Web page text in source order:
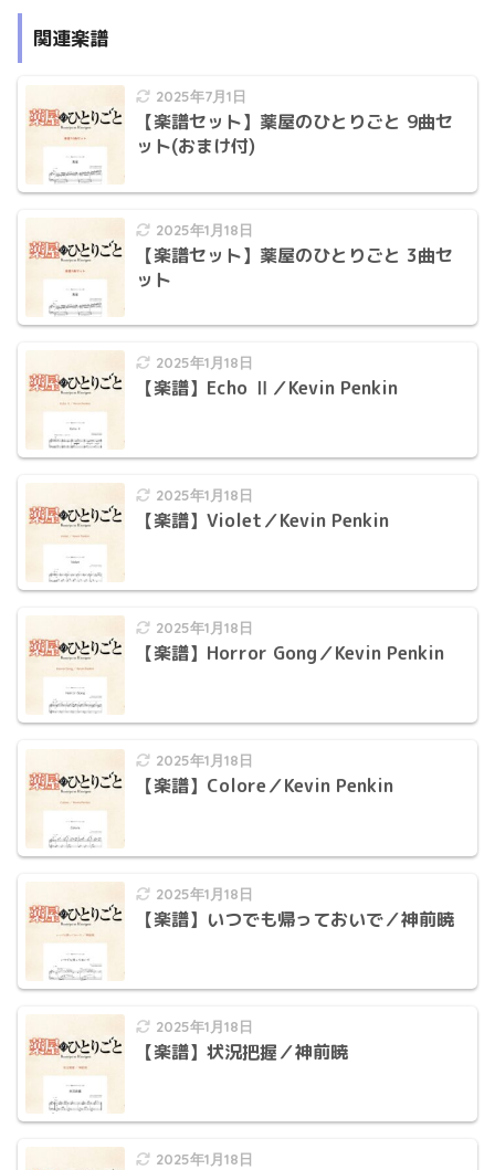
関連楽譜
2025年7月1日
【楽譜セット】薬屋のひとりごと 9曲セ
ット(おまけ付)
2025年1月18日
【楽譜セット】薬屋のひとりごと 3曲セ
ット
2025年1月18日
【楽譜】Echo Ⅱ／Kevin Penkin
2025年1月18日
【楽譜】Violet／Kevin Penkin
2025年1月18日
【楽譜】Horror Gong／Kevin Penkin
2025年1月18日
【楽譜】Colore／Kevin Penkin
2025年1月18日
【楽譜】いつでも帰っておいで／神前暁
2025年1月18日
【楽譜】状況把握／神前暁
2025年1月18日